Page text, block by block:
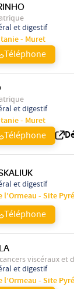
et digestif
- Muret
Téléphone
et digestif
- Muret
Téléphone
et digestif
- Site
Téléphone
viscéraux et
et digestif
- Site